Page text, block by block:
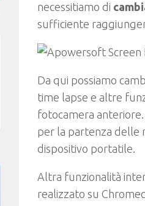
necessitiamo di
sufficiente
Da qui possiamo
time lapse e altre
fotocamera anteriore.
per la partenza delle
dispositivo portatile.
Altra funzionalità
realizzato su